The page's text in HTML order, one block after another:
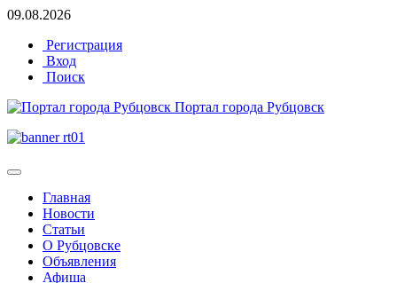
09.08.2026
Регистрация
Вход
Поиск
Портал города Рубцовск
Главная
Новости
Статьи
О Рубцовске
Объявления
Афиша